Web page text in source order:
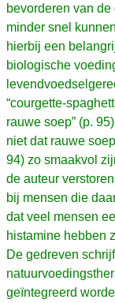
bevorderen van
minder snel
hierbij een
biologische
“courgette-
rauwe soep” (p.
niet dat rauwe
94) zo smaakvol
de auteur
bij mensen die
dat veel mensen
histamine hebben
De gedreven
geïntegreerd